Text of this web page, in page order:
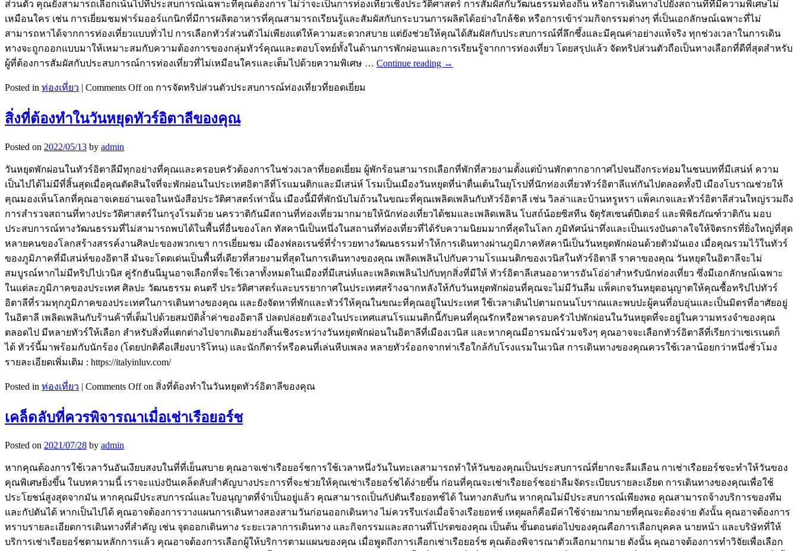
ส่วนตัว คุณยังสามารถเลือกเน้นไปที่ประสบการณ์เฉพาะที่คุณต้องการ ไม่ว่าจะเป็นการท่องเที่ยวเชิงประวัติศาสตร์ การสัมผัสกับวัฒนธรรมท้องถิ่น หรือการเดินทางไปยังสถานที่ที่มีความพิเศษไม่
เหมือนใคร เช่น การเยี่ยมชมฟาร์มออร์แกนิกที่มีการผลิตอาหารที่คุณสามารถเรียนรู้และสัมผัสกับกระบวนการผลิตได้อย่างใกล้ชิด หรือการเข้าร่วมกิจกรรมต่างๆ ที่เป็นเอกลักษณ์เฉพาะที่ไม่
สามารถหาได้จากการท่องเที่ยวแบบทั่วไป การเลือกทัวร์ส่วนตัวไม่เพียงแต่ให้ความสะดวกสบาย แต่ยังช่วยให้คุณได้สัมผัสกับประสบการณ์ที่ลึกซึ้งและมีคุณค่าอย่างแท้จริง ทุกช่วงเวลาในการเดิน
ทางจะถูกออกแบบมาให้เหมาะสมกับความต้องการของกลุ่มทัวร์คุณและตอบโจทย์ทั้งในด้านการพักผ่อนและการเรียนรู้จากการท่องเที่ยว โดยสรุปแล้ว จัดทริปส่วนตัวถือเป็นทางเลือกที่ดีที่สุดสำหรับ
ผู้ที่ต้องการสัมผัสกับประสบการณ์การท่องเที่ยวที่ไม่เหมือนใครและเต็มไปด้วยความพิเศษ … Continue reading →
Posted in ท่องเที่ยว | Comments Offon การจัดทริปส่วนตัวประสบการณ์ท่องเที่ยวที่ยอดเยี่ยม
สิ่งที่ต้องทำในวันหยุดทัวร์อิตาลีของคุณ
Posted on 2022/05/13 by admin
วันหยุดพักผ่อนในทัวร์อิตาลีมีทุกอย่างที่คุณและครอบครัวต้องการในช่วงเวลาที่ยอดเยี่ยม ผู้พักร้อนสามารถเลือกที่พักที่สวยงามตั้งแต่บ้านพักตากอากาศไปจนถึงกระท่อมในชนบทที่มีเสน่ห์ ความ
เป็นไปได้ไม่มีที่สิ้นสุดเมื่อคุณตัดสินใจที่จะพักผ่อนในประเทศอิตาลีที่โรแมนติกและมีเสน่ห์ โรมเป็นเมืองวันหยุดที่น่าตื่นเต้นในยุโรปที่นักท่องเที่ยวทัวร์อิตาลีแห่กันไปตลอดทั้งปี เมืองโบราณช่วยให้
คุณมองเห็นโลกที่คุณอาจเคยอ่านเจอในหนังสือประวัติศาสตร์เท่านั้น เมืองนี้มีที่พักนับไม่ถ้วนในขณะที่คุณเพลิดเพลินกับทัวร์อิตาลี เช่น วิลล่าและบ้านหรูหรา แพ็คเกจและทัวร์อิตาลีส่วนใหญ่รวมถึง
การสำรวจสถานที่ทางประวัติศาสตร์ในกรุงโรมด้วย นครวาติกันมีสถานที่ท่องเที่ยวมากมายให้นักท่องเที่ยวได้ชมและเพลิดเพลิน โบสถ์น้อยซิสทีน จัตุรัสเซนต์ปีเตอร์ และพิพิธภัณฑ์วาติกัน มอบ
ประสบการณ์ทางวัฒนธรรมที่ไม่สามารถพบได้ในพื้นที่อื่นของโลก ทัสคานีเป็นหนึ่งในสถานที่ท่องเที่ยวที่ได้รับความนิยมมากที่สุดในโลก ภูมิทัศน์น่าทึ่งและเป็นแรงบันดาลใจให้จิตรกรที่ยิ่งใหญ่ที่สุด
หลายคนของโลกสร้างสรรค์งานศิลปะของพวกเขา การเยี่ยมชม เมืองฟลอเรนซ์ที่ร่ำรวยทางวัฒนธรรมทำให้การเดินทางผ่านภูมิภาคทัสคานีเป็นวันหยุดพักผ่อนด้วยตัวมันเอง เมื่อคุณรวมไว้ในทัวร์
ของภูมิภาคที่มีเสน่ห์ของอิตาลี มันจะโดดเด่นเป็นพื้นที่เดียวที่สวยงามที่สุดในการเดินทางของคุณ เพลิดเพลินไปกับความโรแมนติกของเวนิสในทัวร์อิตาลี ราคาของคุณ วันหยุดในอิตาลีจะไม่
สมบูรณ์หากไม่มีทริปไปเวนิส คู่รักฮันนีมูนอาจเลือกที่จะใช้เวลาทั้งหมดในเมืองที่มีเสน่ห์และเพลิดเพลินไปกับทุกสิ่งที่มีให้ ทัวร์อิตาลีเสนออาหารอันโอ่อ่าสำหรับนักท่องเที่ยว ซึ่งมีเอกลักษณ์เฉพาะ
ในแต่ละภูมิภาคของประเทศ ศิลปะ วัฒนธรรม ดนตรี ประวัติศาสตร์และบรรยากาศในประเทศสร้างฉากหลังให้กับวันหยุดพักผ่อนที่คุณจะไม่มีวันลืม แพ็คเกจวันหยุดอนุญาตให้คุณซื้อทริปไปทัวร์
อิตาลีที่รวมทุกภูมิภาคของประเทศในการเดินทางของคุณ และยังจัดหาที่พักและทัวร์ให้คุณในขณะที่คุณอยู่ในประเทศ ใช้เวลาเดินไปตามถนนโบราณและพบปะผู้คนที่อบอุ่นและเป็นมิตรที่อาศัยอยู่
ในอิตาลี เพลิดเพลินกับร้านค้าที่เต็มไปด้วยสมบัติล้ำค่าของอิตาลี ปลดปล่อยตัวเองในประเทศแสนโรแมนติกนี้กับคนที่คุณรักหรือพาครอบครัวไปพักผ่อนในวันหยุดที่จะอยู่ในความทรงจำของคุณ
ตลอดไป มีหลายทัวร์ให้เลือก สำหรับสิ่งที่แตกต่างไปจากเดิมอย่างสิ้นเชิงระหว่างวันหยุดพักผ่อนในอิตาลีที่เมืองเวนิส และหากคุณมีอารมณ์ร่วมจริงๆ คุณอาจจะเลือกทัวร์อิตาลีที่เรียกว่าเซเรเนดก็
ได้ ทัวร์นี้มาพร้อมกับนักร้อง (โดยปกติคือเสียงบาริโทน) และนักกีตาร์หรือคนที่เล่นหีบเพลง หลายทัวร์ออกจากท่าเรือใกล้กับโรงแรมในเวนิส การเดินทางของคุณควรใช้เวลาน้อยกว่าหนึ่งชั่วโมง
รายละเอียดเพิ่มเติม : https://italyinluv.com/
Posted in ท่องเที่ยว | Comments Offon สิ่งที่ต้องทำในวันหยุดทัวร์อิตาลีของคุณ
เคล็ดลับที่ควรพิจารณาเมื่อเช่าเรือยอร์ช
Posted on 2021/07/28 by admin
หากคุณต้องการใช้เวลาวันอันเงียบสงบในที่ที่เย็นสบาย คุณอาจเช่าเรือยอร์ชการใช้เวลาหนึ่งวันในทะเลสามารถทำให้วันของคุณเป็นประสบการณ์ที่ยากจะลืมเลือน กาเช่าเรือยอร์ชจะทำให้วันของ
คุณพิเศษยิ่งขึ้น ในบทความนี้ เราจะแบ่งปันเคล็ดลับสำคัญบางประการที่จะช่วยให้คุณเช่าเรือยอร์ชได้ง่ายขึ้น ก่อนที่คุณจะเช่าเรือยอร์ชอย่าลืมจัดระเบียบรายละเอียด การเดินทางของคุณเพื่อใช้
ประโยชน์สูงสุดจากมัน หากคุณมีประสบการณ์และใบอนุญาตที่จำเป็นอยู่แล้ว คุณสามารถเป็นกัปตันเรือยอทช์ได้ ในทางกลับกัน หากคุณไม่มีประสบการณ์เพียงพอ คุณสามารถจ้างบริการของทีม
และกัปตันได้ หากเป็นไปได้ คุณอาจต้องการวางแผนการเดินทางสองสามวันก่อนออกเดินทาง ไม่ควรรีบเร่งเมื่อจ้างเรือยอทช์ เหตุผลก็คือมีค่าใช้จ่ายมากมายที่คุณจะต้องจ่าย ดังนั้น คุณอาจต้องการ
ทราบรายละเอียดการเดินทางที่สำคัญ เช่น จุดออกเดินทาง ระยะเวลาการเดินทาง และกิจกรรมและสถานที่โปรดของคุณ เป็นต้น ขั้นตอนต่อไปของคุณคือการเลือกบุคคล นายหน้า และบริษัทที่ให้
บริการเช่าเรือยอร์ชตามหลักการแล้ว คุณอาจต้องการเลือกผู้ให้บริการตามแผนของคุณ เมื่อพูดถึงการเลือกเช่าเรือยอร์ช คุณต้องพิจารณาตัวเลือกมากมาย ดังนั้น คุณอาจต้องการทำวิจัยเพื่อเลือก